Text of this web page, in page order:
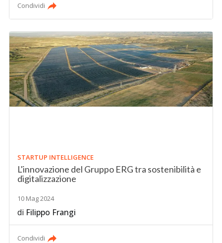
Condividi
STARTUP INTELLIGENCE
L'innovazione del Gruppo ERG tra sostenibilità e
digitalizzazione
10 Mag 2024
di Filippo Frangi
Condividi